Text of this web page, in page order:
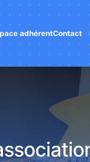
adhérentContact